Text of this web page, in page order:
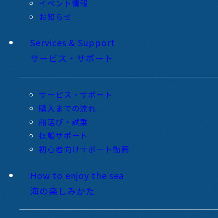
イベント情報
お知らせ
Services & Support
サービス・サポート
サービス・サポート
購入までの流れ
船選び・試乗
操船サポート
初心者向けサポート動画
How to enjoy the sea
海の楽しみかた